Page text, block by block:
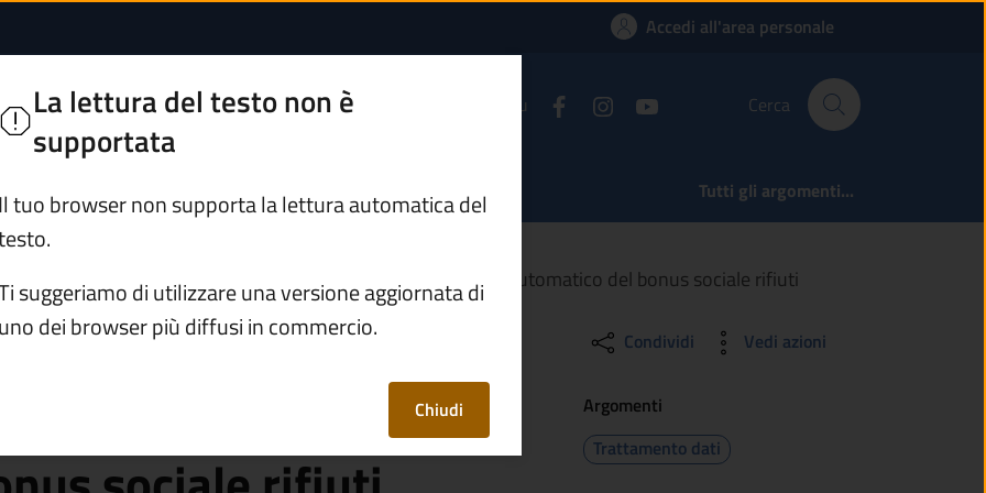
dei dati personali per il
Accedi all'area personale
Seguici su Cerca
Servizi Vivere Breno Tutti gli argomenti...
sul trattamento dei dati personali per il riconoscimento automatico del bonus sociale rifiuti
dei dati Condividi Vedi azioni
La lettura del testo non è
supportata
Il tuo browser non supporta la lettura automatica del
suggeriamo di utilizzare una versione aggiornata di
uno dei browser più diffusi in commercio.
Chiudi
Argomenti
Trattamento dati